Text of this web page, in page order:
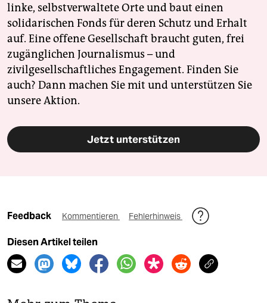
linke, selbstverwaltete Orte und baut einen
solidarischen Fonds für deren Schutz und Erhalt
auf. Eine offene Gesellschaft braucht guten, frei
zugänglichen Journalismus – und
zivilgesellschaftliches Engagement. Finden Sie
auch? Dann machen Sie mit und unterstützen Sie
unsere Aktion.
Jetzt unterstützen
Feedback Kommentieren Fehlerhinweis
Diesen Artikel teilen